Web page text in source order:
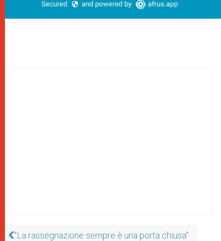
"La rassegnazione sempre è una porta chiusa"